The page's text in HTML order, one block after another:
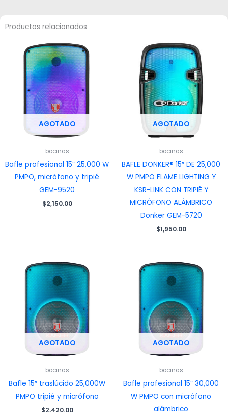
Productos relacionados
AGOTADO
bocinas
Bafle profesional 15” 25,000 W
PMPO, micrófono y tripié
GEM-9520
$2,150.00
AGOTADO
bocinas
BAFLE DONKER® 15″ DE 25,000
W PMPO FLAME LIGHTING Y
KSR-LINK CON TRIPIÉ Y
MICRÓFONO ALÁMBRICO
Donker GEM-5720
$1,950.00
AGOTADO
bocinas
Bafle 15″ traslúcido 25,000W
PMPO tripié y micrófono
$2,420.00
AGOTADO
bocinas
Bafle profesional 15” 30,000
W PMPO con micrófono
alámbrico